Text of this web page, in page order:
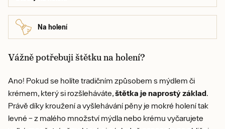
Na holení
Vážně potřebuji štětku na holení?
Ano! Pokud se holíte tradičním způsobem s mýdlem či
krémem, který si rozšleháváte,štětka jenaprostý základ.
Právě díky kroužení a vyšlehávání pěny je mokré holení tak
levné – z malého množství mýdla nebo krému vyčarujete